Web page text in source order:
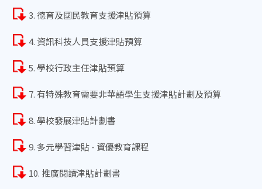
3. 德育及國民教育支援津貼預算
4. 資訊科技人員支援津貼預算
5. 學校行政主任津貼預算
7. 有特殊教育需要非華語學生支援津貼計劃及預算
8. 學校發展津貼計劃書
9. 多元學習津貼 - 資優教育課程
10. 推廣閱讀津貼計劃書